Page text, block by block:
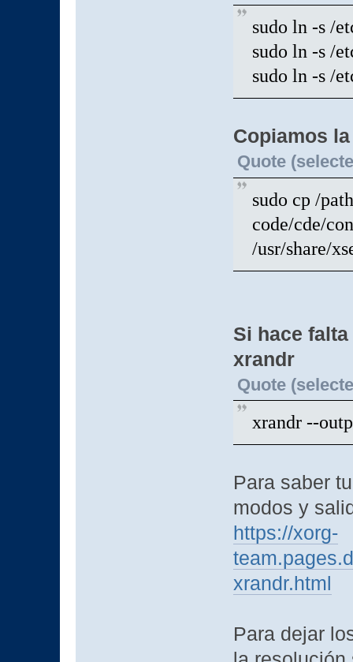
sudo ln -s /
sudo ln -s /
sudo ln -s /
Copiamos
Quote
sudo cp /
code/cde/
/usr/share/
Si hace
xrandr
Quote
xrandr --
Para saber
modos y
https://xorg-
xrandr.html
Para dejar